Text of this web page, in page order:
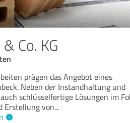
Co. KG
prägen das Angebot eines
Neben der Instandhaltung und
schlüsselfertige Lösungen im
Erstellung von...